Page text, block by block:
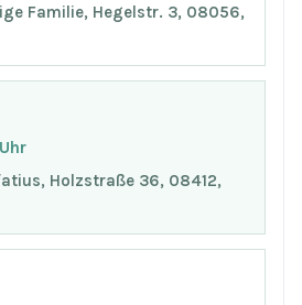
Familie, Hegelstr. 3, 08056,
Holzstraße 36, 08412,